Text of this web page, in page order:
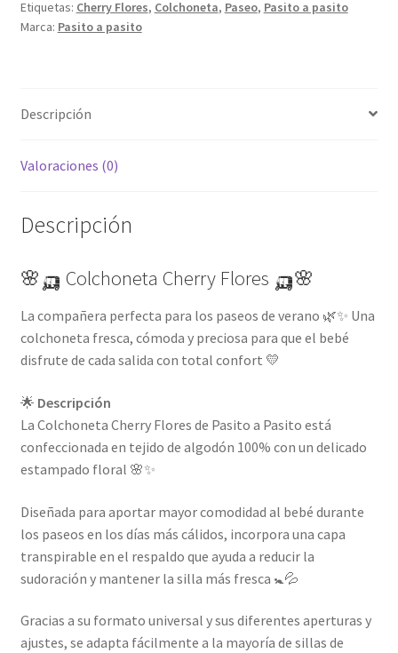
Etiquetas: Cherry Flores, Colchoneta, Paseo, Pasito a pasito
Marca: Pasito a pasito
Descripción
Valoraciones (0)
Descripción
🌸🛺 Colchoneta Cherry Flores 🛺🌸
La compañera perfecta para los paseos de verano 🌿✨ Una
colchoneta fresca, cómoda y preciosa para que el bebé
disfrute de cada salida con total confort 💛
🌟 Descripción
La Colchoneta Cherry Flores de Pasito a Pasito está
confeccionada en tejido de algodón 100% con un delicado
estampado floral 🌸✨
Diseñada para aportar mayor comodidad al bebé durante
los paseos en los días más cálidos, incorpora una capa
transpirable en el respaldo que ayuda a reducir la
sudoración y mantener la silla más fresca 🚼💦
Gracias a su formato universal y sus diferentes aperturas y
ajustes, se adapta fácilmente a la mayoría de sillas de